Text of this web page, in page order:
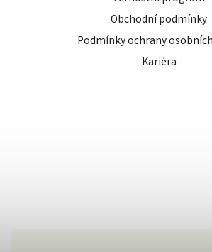
Obchodní podmínky
Podmínky ochrany
Kariéra